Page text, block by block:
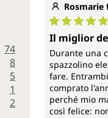
74
8
5
1
2
Rosmarie
Valutazione
Il miglior
Durante una
spazzolino
fare.
comprato
perché mio
così felice: